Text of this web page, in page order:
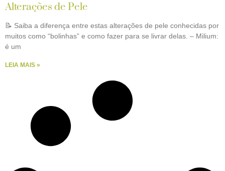
Alterações de Pele
📝 Saiba a diferença entre estas alterações de pele conhecidas por
muitos como “bolinhas” e como fazer para se livrar delas. – Milium:
é um
LEIA MAIS »